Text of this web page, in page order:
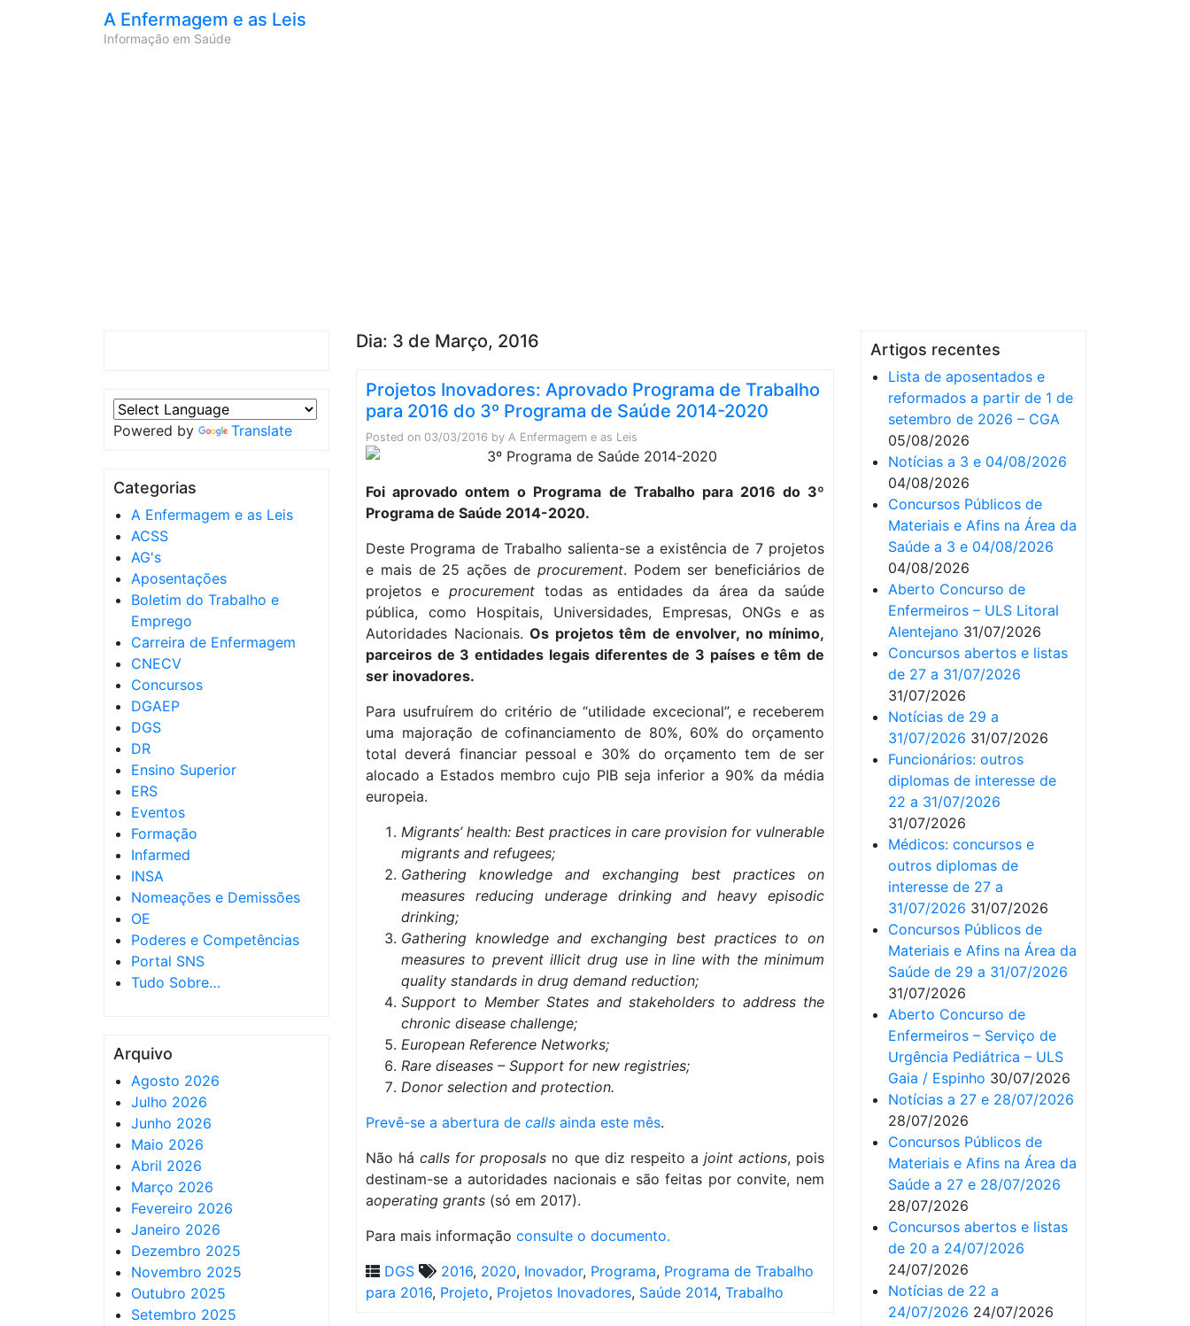
A Enfermagem e as Leis
Informação em Saúde
Powered by Translate
Categorias
A Enfermagem e as Leis
ACSS
AG's
Aposentações
Boletim do Trabalho e
Emprego
Carreira de Enfermagem
CNECV
Concursos
DGAEP
DGS
DR
Ensino Superior
ERS
Eventos
Formação
Infarmed
INSA
Nomeações e Demissões
OE
Poderes e Competências
Portal SNS
Tudo Sobre…
Arquivo
Agosto 2026
Julho 2026
Junho 2026
Maio 2026
Abril 2026
Março 2026
Fevereiro 2026
Janeiro 2026
Dezembro 2025
Novembro 2025
Outubro 2025
Setembro 2025
Dia: 3 de Março, 2016
Projetos Inovadores: Aprovado Programa de Trabalho
para 2016 do 3º Programa de Saúde 2014-2020
Posted on 03/03/2016 by A Enfermagem e as Leis
Foi aprovado ontem o Programa de Trabalho para 2016 do 3º
Programa de Saúde 2014-2020.
Deste Programa de Trabalho salienta-se a existência de 7 projetos
e mais de 25 ações de procurement. Podem ser beneficiários de
projetos e procurement todas as entidades da área da saúde
pública, como Hospitais, Universidades, Empresas, ONGs e as
Autoridades Nacionais. Os projetos têm de envolver, no mínimo,
parceiros de 3 entidades legais diferentes de 3 países e têm de
ser inovadores.
Para usufruírem do critério de “utilidade excecional”, e receberem
uma majoração de cofinanciamento de 80%, 60% do orçamento
total deverá financiar pessoal e 30% do orçamento tem de ser
alocado a Estados membro cujo PIB seja inferior a 90% da média
europeia.
Migrants’ health: Best practices in care provision for vulnerable
migrants and refugees;
Gathering knowledge and exchanging best practices on
measures reducing underage drinking and heavy episodic
drinking;
Gathering knowledge and exchanging best practices to on
measures to prevent illicit drug use in line with the minimum
quality standards in drug demand reduction;
Support to Member States and stakeholders to address the
chronic disease challenge;
European Reference Networks;
Rare diseases – Support for new registries;
Donor selection and protection.
Prevê-se a abertura de calls ainda este mês.
Não hácalls for proposals no que diz respeito a joint actions, pois
destinam-se a autoridades nacionais e são feitas por convite, nem
aoperating grants (só em 2017).
Para mais informação consulte o documento.
DGS
2016, 2020, Inovador, Programa, Programa de Trabalho
para 2016, Projeto, Projetos Inovadores, Saúde 2014, Trabalho
Artigos recentes
Lista de aposentados e
reformados a partir de 1 de
setembro de 2026 – CGA
05/08/2026
Notícias a 3 e 04/08/2026
04/08/2026
Concursos Públicos de
Materiais e Afins na Área da
Saúde a 3 e 04/08/2026
04/08/2026
Aberto Concurso de
Enfermeiros – ULS Litoral
Alentejano 31/07/2026
Concursos abertos e listas
de 27 a 31/07/2026
31/07/2026
Notícias de 29 a
31/07/2026 31/07/2026
Funcionários: outros
diplomas de interesse de
22 a 31/07/2026
31/07/2026
Médicos: concursos e
outros diplomas de
interesse de 27 a
31/07/2026 31/07/2026
Concursos Públicos de
Materiais e Afins na Área da
Saúde de 29 a 31/07/2026
31/07/2026
Aberto Concurso de
Enfermeiros – Serviço de
Urgência Pediátrica – ULS
Gaia / Espinho 30/07/2026
Notícias a 27 e 28/07/2026
28/07/2026
Concursos Públicos de
Materiais e Afins na Área da
Saúde a 27 e 28/07/2026
28/07/2026
Concursos abertos e listas
de 20 a 24/07/2026
24/07/2026
Notícias de 22 a
24/07/2026 24/07/2026